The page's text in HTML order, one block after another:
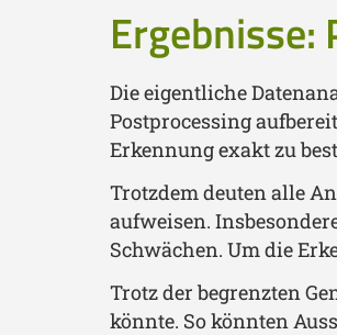
Ergebnisse:
Die eigentliche
Postprocessing
Erkennung exakt zu
Trotzdem deuten alle
aufweisen.
Schwächen. Um die
Trotz der begrenzten
könnte. So könnten